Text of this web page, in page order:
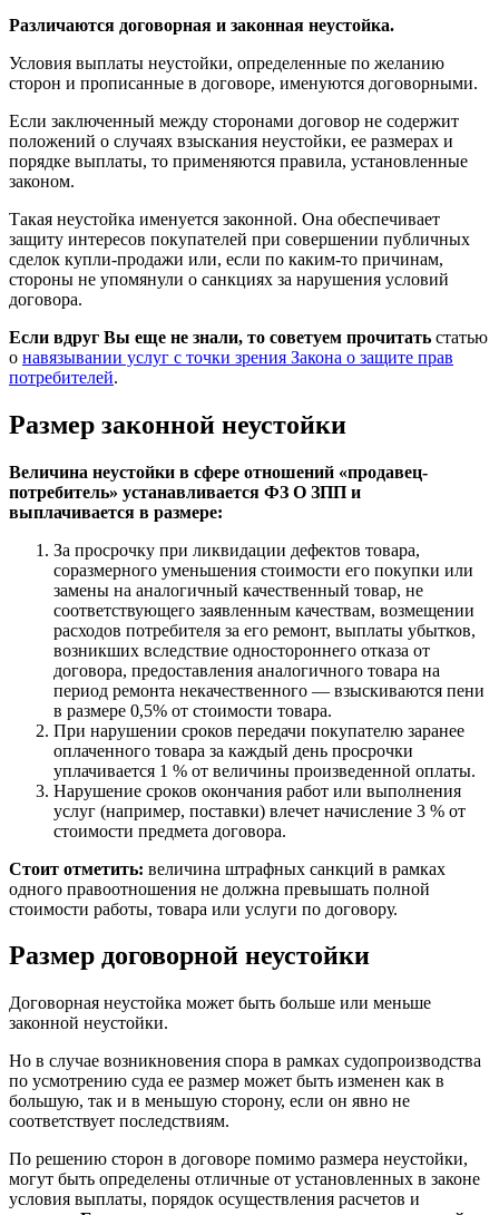
Различаются договорная и законная неустойка.
Условия выплаты неустойки, определенные по желанию
сторон и прописанные в договоре, именуются договорными.
Если заключенный между сторонами договор не содержит
положений о случаях взыскания неустойки, ее размерах и
порядке выплаты, то применяются правила, установленные
законом.
Такая неустойка именуется законной. Она обеспечивает
защиту интересов покупателей при совершении публичных
сделок купли-продажи или, если по каким-то причинам,
стороны не упомянули о санкциях за нарушения условий
договора.
Если вдруг Вы еще не знали, то советуем прочитать статью
о навязывании услуг с точки зрения Закона о защите прав
потребителей.
Размер законной неустойки
Величина неустойки в сфере отношений «продавец-
потребитель» устанавливается ФЗ О ЗПП и
выплачивается в размере:
За просрочку при ликвидации дефектов товара,
соразмерного уменьшения стоимости его покупки или
замены на аналогичный качественный товар, не
соответствующего заявленным качествам, возмещении
расходов потребителя за его ремонт, выплаты убытков,
возникших вследствие одностороннего отказа от
договора, предоставления аналогичного товара на
период ремонта некачественного — взыскиваются пени
в размере 0,5% от стоимости товара.
При нарушении сроков передачи покупателю заранее
оплаченного товара за каждый день просрочки
уплачивается 1 % от величины произведенной оплаты.
Нарушение сроков окончания работ или выполнения
услуг (например, поставки) влечет начисление 3 % от
стоимости предмета договора.
Стоит отметить: величина штрафных санкций в рамках
одного правоотношения не должна превышать полной
стоимости работы, товара или услуги по договору.
Размер договорной неустойки
Договорная неустойка может быть больше или меньше
законной неустойки.
Но в случае возникновения спора в рамках судопроизводства
по усмотрению суда ее размер может быть изменен как в
большую, так и в меньшую сторону, если он явно не
соответствует последствиям.
По решению сторон в договоре помимо размера неустойки,
могут быть определены отличные от установленных в законе
условия выплаты, порядок осуществления расчетов и